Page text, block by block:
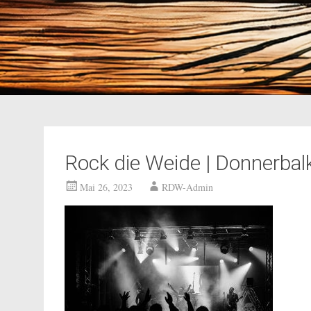
Rock die Weide |
Mai 26, 2023 RDW-Admin